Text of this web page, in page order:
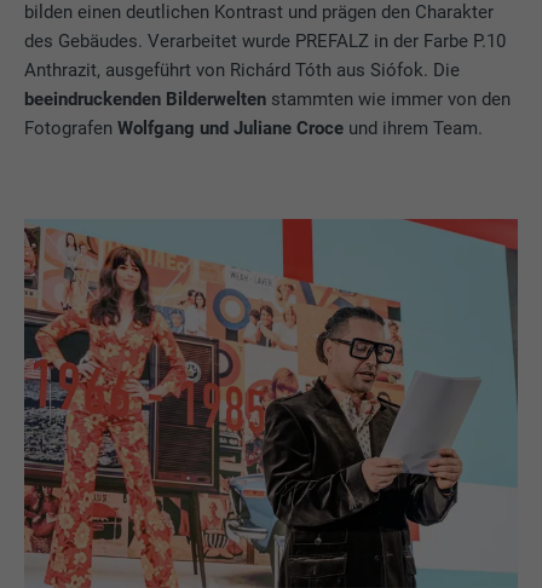
bilden einen deutlichen Kontrast und prägen den Charakter
des Gebäudes. Verarbeitet wurde PREFALZ in der Farbe P.10
Anthrazit, ausgeführt von Richárd Tóth aus Siófok. Die
beeindruckenden Bilderwelten stammten wie immer von den
FotografenWolfgang und Juliane Croce und ihrem Team.